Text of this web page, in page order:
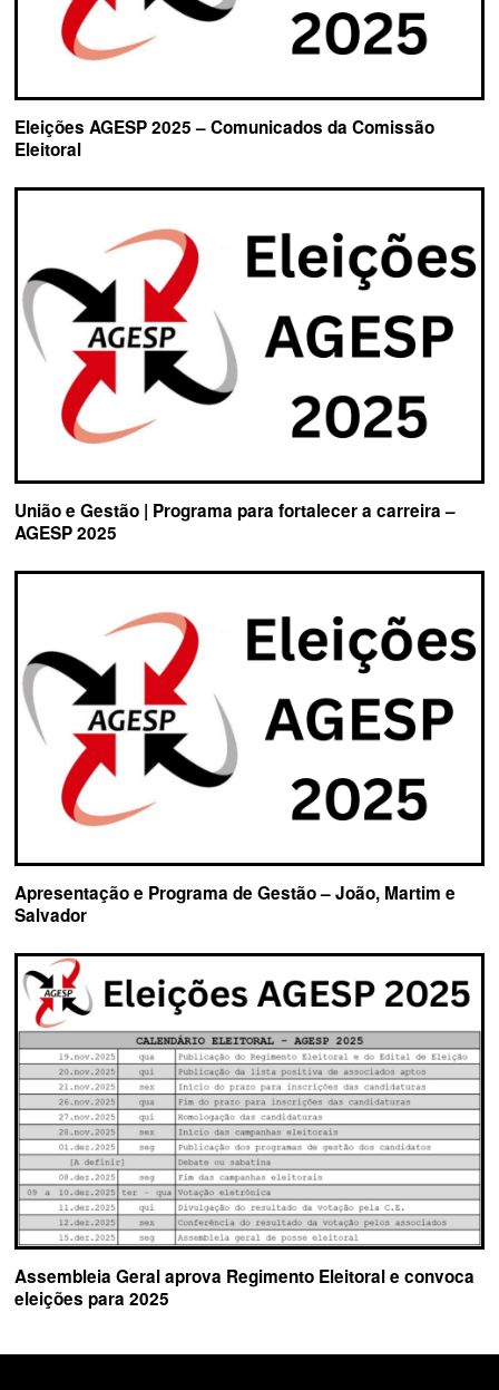
Eleições AGESP 2025 – Comunicados da Comissão
Eleitoral
União e Gestão | Programa para fortalecer a carreira –
AGESP 2025
Apresentação e Programa de Gestão – João, Martim e
Salvador
Assembleia Geral aprova Regimento Eleitoral e convoca
eleições para 2025